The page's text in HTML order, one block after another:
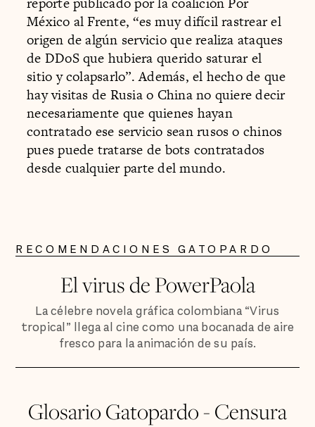
México al Frente, “es muy difícil rastrear el
origen de algún servicio que realiza ataques
de DDoS que hubiera querido saturar el
sitio y colapsarlo”. Además, el hecho de que
hay visitas de Rusia o China no quiere decir
necesariamente que quienes hayan
contratado ese servicio sean rusos o chinos
pues puede tratarse de bots contratados
desde cualquier parte del mundo.
RECOMENDACIONES GATOPARDO
El virus de PowerPaola
La célebre novela gráfica colombiana “Virus
tropical” llega al cine como una bocanada de aire
fresco para la animación de su país.
Glosario Gatopardo - Censura